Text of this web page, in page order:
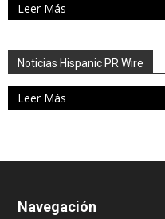
Leer Más
Noticias Hispanic PR Wire
Leer Más
Navegación